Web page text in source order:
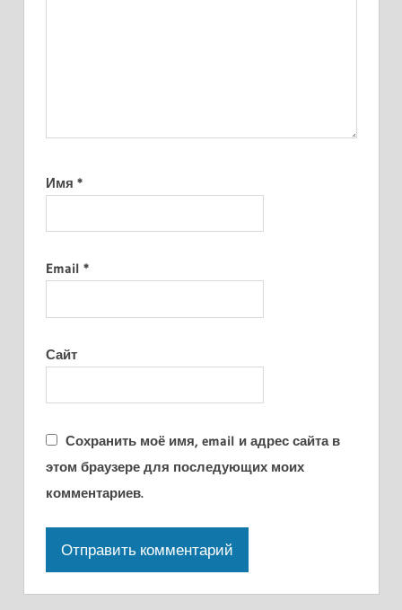
Имя *
Email *
Сайт
Сохранить моё имя, email и адрес сайта в
этом браузере для последующих моих
комментариев.